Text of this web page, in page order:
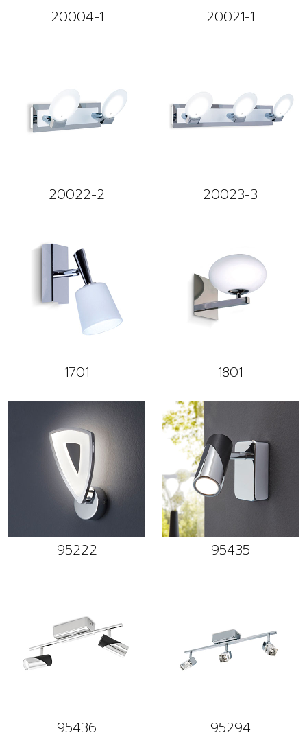
20004-1 20021-1
20022-2 20023-3
1701 1801
95222 95435
95436 95294